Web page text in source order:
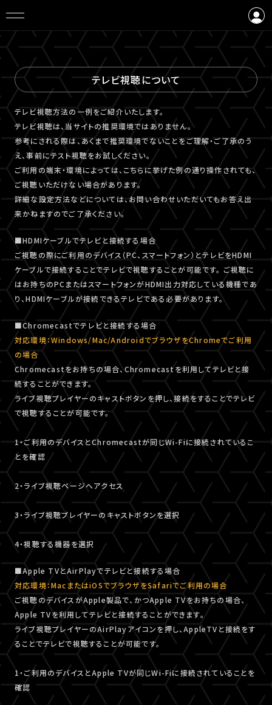
会員登録
テレビ視聴について
テレビ視聴⽅法の⼀例をご紹介いたします。
テレビ視聴は、当サイトの推奨環境ではありません。
参考にされる際は、あくまで推奨環境でないことをご理解・ご了承のう
え、事前にテスト視聴をお試しください。
ご利⽤の端末・環境によっては、こちらに挙げた例の通り操作されても、
ご視聴いただけない場合があります。
詳細な設定⽅法などについては、お問い合わせいただいてもお答え出
来かねますのでご了承ください。
■HDMIケーブルでテレビと接続する場合
ご視聴の際にご利用のデバイス（PC、スマートフォン）とテレビをHDMI
ケーブルで接続することでテレビで視聴することが可能です。 ご視聴に
はお持ちのPCまたはスマートフォンがHDMI出力対応している機種であ
り、HDMIケーブルが接続できるテレビである必要があります。
■Chromecastでテレビと接続する場合
対応環境：Windows/Mac/AndroidでブラウザをChromeでご利用
の場合
Chromecastをお持ちの場合、Chromecastを利用してテレビと接
続することができます。
ライブ視聴プレイヤーのキャストボタンを押し、接続をすることでテレビ
で視聴することが可能です。
1・ご利用のデバイスとChromecastが同じWi-Fiに接続されているこ
とを確認
2・ライブ視聴ページへアクセス
3・ライブ視聴プレイヤーのキャストボタンを選択
4・視聴する機器を選択
■Apple TVとAirPlayでテレビと接続する場合
対応環境：MacまたはiOSでブラウザをSafariでご利用の場合
ご視聴のデバイスがApple製品で、かつApple TVをお持ちの場合、
Apple TVを利用してテレビと接続することができます。
ライブ視聴プレイヤーのAirPlayアイコンを押し、AppleTVと接続をす
ることでテレビで視聴することが可能です。
1・ご利用のデバイスとApple TVが同じWi-Fiに接続されていることを
確認